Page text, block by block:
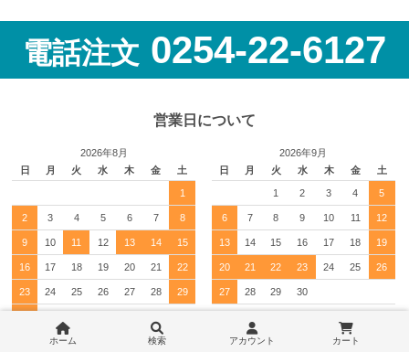
電話注文 0254-22-6127
営業日について
2026年8月
日
月 火 水 木 金 土
1
2 3 4 5 6 7 8
9 10 11 12 13 14 15
16 17 18 19 20 21 22
23 24 25 26 27 28 29
2026年9月
日
月 火 水 木 金 土
1 2 3 4 5
6 7 8 9 10 11 12
13 14 15 16 17 18 19
20 21 22 23 24 25 26
27 28 29 30
ホーム 検索 アカウント カート